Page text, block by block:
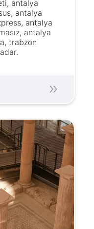
antalya
antalya
antalya
antalya
trabzon